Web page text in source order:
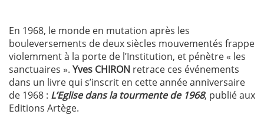
En 1968, le monde en mutation après les
bouleversements de deux siècles mouvementés frappe
violemment à la porte de l’Institution, et pénètre « les
sanctuaires ». Yves CHIRON retrace ces événements
dans un livre qui s’inscrit en cette année anniversaire
de 1968 : L’Eglise dans la tourmente de 1968, publié aux
Editions Artège.